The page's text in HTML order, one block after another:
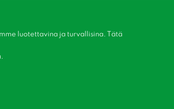
luotettavina ja turvallisina. Tätä